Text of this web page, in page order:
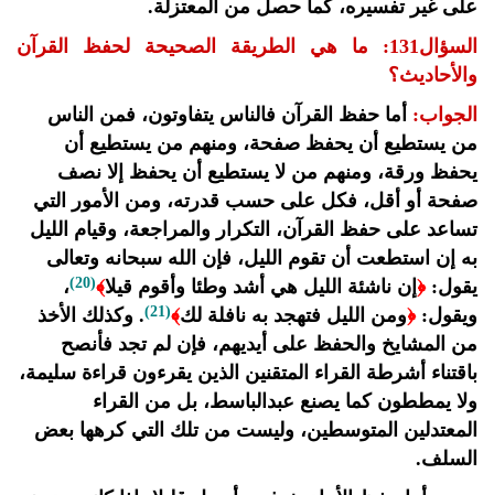
على غير تفسيره، كما حصل من المعتزلة.
السؤال131: ما هي الطريقة الصحيحة لحفظ القرآن
والأحاديث؟
الجواب: أما حفظ القرآن فالناس يتفاوتون، فمن الناس
من يستطيع أن يحفظ صفحة، ومنهم من يستطيع أن
يحفظ ورقة، ومنهم من لا يستطيع أن يحفظ إلا نصف
صفحة أو أقل، فكل على حسب قدرته، ومن الأمور التي
تساعد على حفظ القرآن، التكرار والمراجعة، وقيام الليل
به إن استطعت أن تقوم الليل، فإن الله سبحانه وتعالى
يقول:﴿ إن ناشئة الليل هي أشد وطئا وأقوم قيلا﴾(20)
،
ويقول:﴿ومن الليل فتهجد به نافلة لك﴾(21)
. وكذلك الأخذ
من المشايخ والحفظ على أيديهم، فإن لم تجد فأنصح
باقتناء أشرطة القراء المتقنين الذين يقرءون قراءة سليمة،
ولا يمططون كما يصنع عبدالباسط، بل من القراء
المعتدلين المتوسطين، وليست من تلك التي كرهها بعض
السلف.